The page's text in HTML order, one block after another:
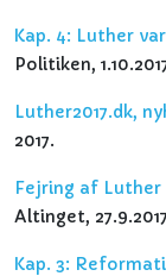
Kap. 4: Luther
Politiken,
Luther2017.dk,
2017.
Fejring af
Altinget,
Kap. 3: